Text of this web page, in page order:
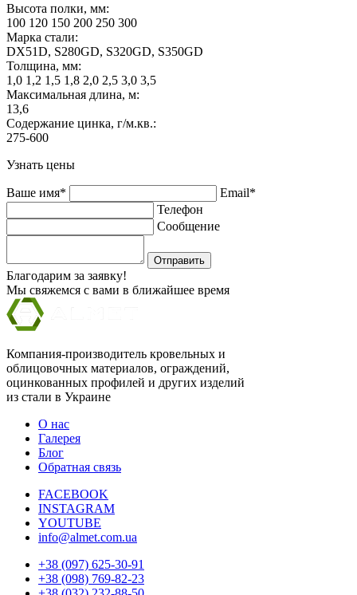
Высота полки, мм:
100 120 150 200 250 300
Марка стали:
DX51D, S280GD, S320GD, S350GD
Толщина, мм:
1,0 1,2 1,5 1,8 2,0 2,5 3,0 3,5
Максимальная длина, м:
13,6
Содержание цинка, г/м.кв.:
275-600
Узнать цены
Ваше имя*
Email*
Телефон
Сообщение
Отправить
Благодарим за заявку!
Мы свяжемся с вами в ближайшее время
Компания-производитель кровельных и
облицовочных материалов, ограждений,
оцинкованных профилей и других изделий
из стали в Украине
О нас
Галерея
Блог
Обратная связь
FACEBOOK
INSTAGRAM
YOUTUBE
info@almet.com.ua
+38 (097) 625-30-91
+38 (098) 769-82-23